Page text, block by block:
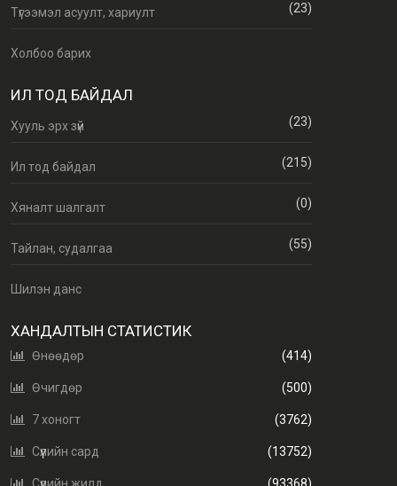
Түгээмэл асуулт, хариулт (23)
Холбоо барих
ИЛ ТОД БАЙДАЛ
Хууль эрх зүй (23)
Ил тод байдал (215)
Хяналт шалгалт (0)
Тайлан, судалгаа (55)
Шилэн данс
ХАНДАЛТЫН СТАТИСТИК
Өнөөдөр (414)
Өчигдөр (500)
7 хоногт (3762)
Сүүлийн сард (13752)
Сүүлийн жилд (93368)